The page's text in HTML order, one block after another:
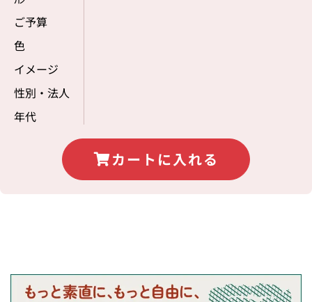
ご予算
色
イメージ
性別・法人
年代
カートに入れる